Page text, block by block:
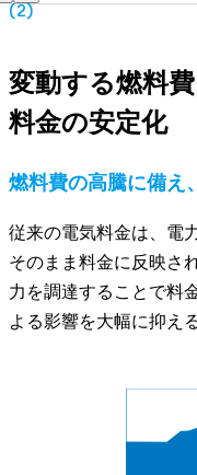
(2)
変動する燃料
料金の安定化
燃料費の高騰に備え
従来の電気料金は、電
そのまま料金に反映さ
力を調達することで料
よる影響を大幅に抑え